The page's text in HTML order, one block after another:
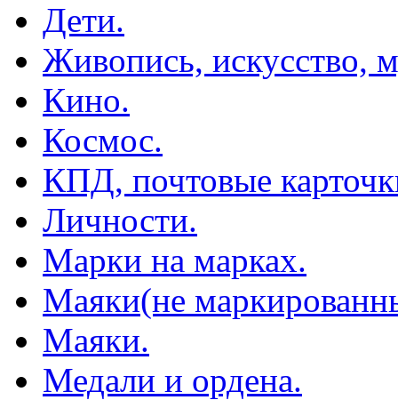
Дети.
Живопись, искусство,
Кино.
Космос.
КПД, почтовые
Личности.
Марки на марках.
Маяки(не
Маяки.
Медали и ордена.